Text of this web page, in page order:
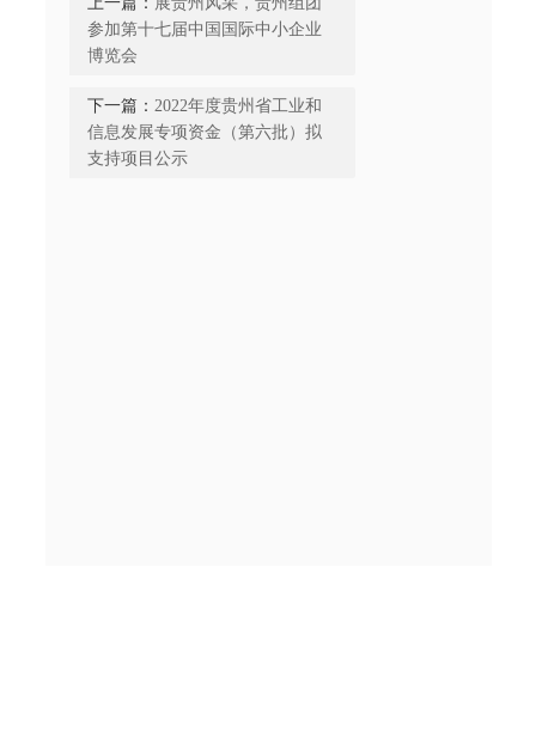
参加第十七届中国国际中小企业
博览会
下一篇： 2022年度贵州省工业和
信息发展专项资金（第六批）拟
支持项目公示